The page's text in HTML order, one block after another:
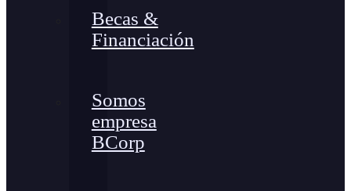
Becas &
Financiación
Somos
empresa
BCorp